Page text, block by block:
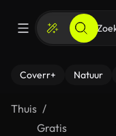
Coverr+ Natuur
Thuis
Gratis